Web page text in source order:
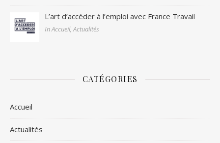
L’art d’accéder à l’emploi avec France Travail
In Accueil, Actualités
CATÉGORIES
Accueil
Actualités